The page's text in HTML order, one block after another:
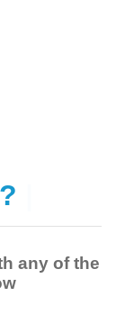
any of the